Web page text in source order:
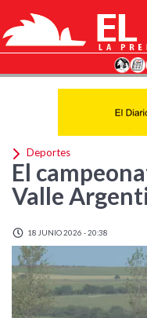
Deportes
El
Valle
18 JUNIO 2026 - 20:38